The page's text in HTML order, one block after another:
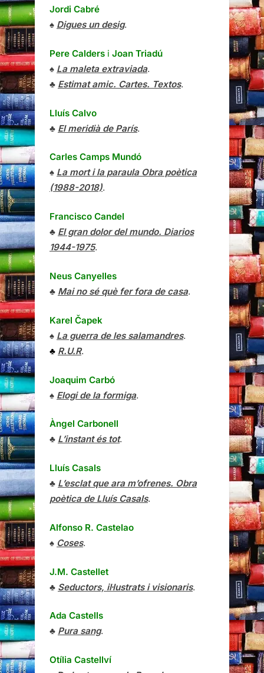
Jordi Cabré
♠ Digues un desig.
Pere Calders i Joan Triadú
♠ La maleta extraviada.
♣ Estimat amic. Cartes. Textos.
Lluís Calvo
♣ El meridià de París.
Carles Camps Mundó
♠ La mort i la paraula Obra poètica
(1988-2018).
Francisco Candel
♣ El gran dolor del mundo. Diarios
1944-1975.
Neus Canyelles
♣ Mai no sé què fer fora de casa.
Karel Čapek
♠ La guerra de les salamandres.
♣ R.U.R.
Joaquim Carbó
♠ Elogi de la formiga.
Àngel Carbonell
♣ L’instant és tot.
Lluís Casals
♣ L’esclat que ara m’ofrenes. Obra
poètica de Lluís Casals.
Alfonso R. Castelao
♠ Coses.
J.M. Castellet
♣ Seductors, il·lustrats i visionaris.
Ada Castells
♣ Pura sang.
Otília Castellví